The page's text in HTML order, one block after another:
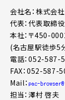
会社名：株式会
代表：代表取締
本社：〒450-
(名古屋駅徒歩5分
電話：052-587-
FAX：052-587-
Mail：
担当：澤村 啓夫